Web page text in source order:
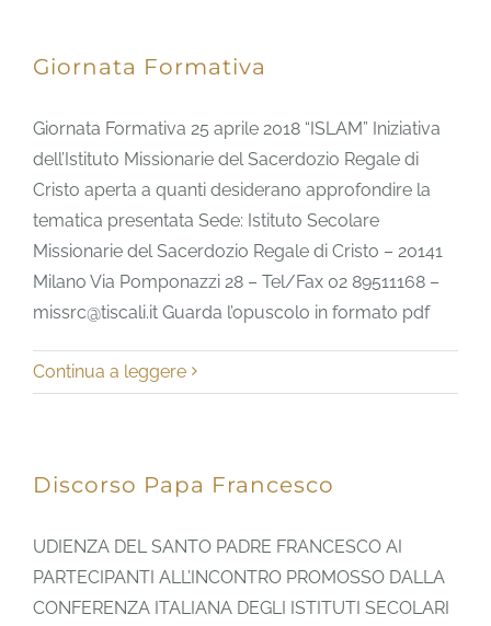
Giornata Formativa
Giornata Formativa 25 aprile 2018 “ISLAM” Iniziativa
dell’Istituto Missionarie del Sacerdozio Regale di
Cristo aperta a quanti desiderano approfondire la
tematica presentata Sede: Istituto Secolare
Missionarie del Sacerdozio Regale di Cristo – 20141
Milano Via Pomponazzi 28 – Tel/Fax 02 89511168 –
missrc@tiscali.it Guarda l’opuscolo in formato pdf
Continua a leggere
Discorso Papa Francesco
UDIENZA DEL SANTO PADRE FRANCESCO AI
PARTECIPANTI ALL’INCONTRO PROMOSSO DALLA
CONFERENZA ITALIANA DEGLI ISTITUTI SECOLARI